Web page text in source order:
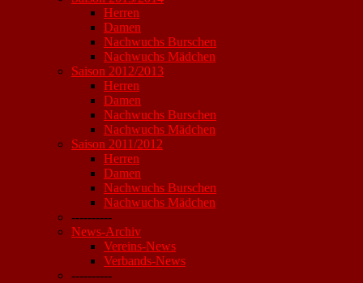
Herren
Damen
Nachwuchs Burschen
Nachwuchs Mädchen
Saison 2012/2013
Herren
Damen
Nachwuchs Burschen
Nachwuchs Mädchen
Saison 2011/2012
Herren
Damen
Nachwuchs Burschen
Nachwuchs Mädchen
----------
News-Archiv
Vereins-News
Verbands-News
----------